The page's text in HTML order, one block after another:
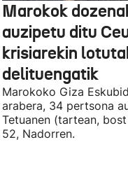
Marokok
auzipetu ditu
krisiarekin
delituengatik
Marokoko Giza
arabera, 34 pertsona
Tetuanen (tartean,
52, Nadorren.